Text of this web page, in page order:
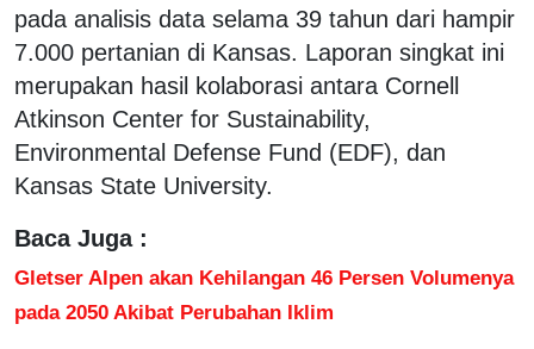
pada analisis data selama 39 tahun dari hampir
7.000 pertanian di Kansas. Laporan singkat ini
merupakan hasil kolaborasi antara Cornell
Atkinson Center for Sustainability,
Environmental Defense Fund (EDF), dan
Kansas State University.
Baca Juga :
Gletser Alpen akan Kehilangan 46 Persen Volumenya
pada 2050 Akibat Perubahan Iklim